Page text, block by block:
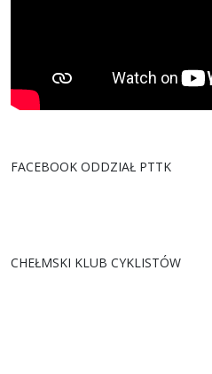
FACEBOOK ODDZIAŁ PTTK
CHEŁMSKI KLUB CYKLISTÓW